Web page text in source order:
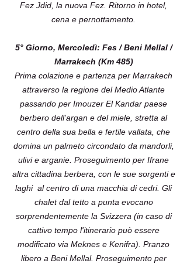
Fez Jdid, la nuova Fez. Ritorno in hotel,
cena e pernottamento.
5° Giorno, Mercoledì: Fes / Beni Mellal /
Marrakech (Km 485)
Prima colazione e partenza per Marrakech
attraverso la regione del Medio Atlante
passando per Imouzer El Kandar paese
berbero dell’argan e del miele, stretta al
centro della sua bella e fertile vallata, che
domina un palmeto circondato da mandorli,
ulivi e arganie. Proseguimento per Ifrane
altra cittadina berbera, con le sue sorgenti e
laghi al centro di una macchia di cedri. Gli
chalet dal tetto a punta evocano
sorprendentemente la Svizzera (in caso di
cattivo tempo l'itinerario può essere
modificato via Meknes e Kenifra). Pranzo
libero a Beni Mellal. Proseguimento per